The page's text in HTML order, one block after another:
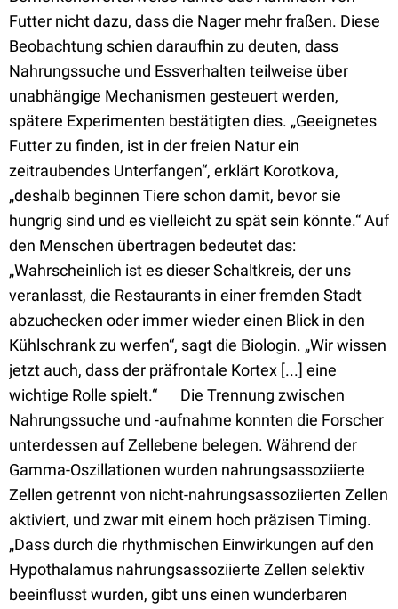
Futter nicht dazu, dass die Nager mehr fraßen. Diese
Beobachtung schien daraufhin zu deuten, dass
Nahrungssuche und Essverhalten teilweise über
unabhängige Mechanismen gesteuert werden,
spätere Experimenten bestätigten dies. „Geeignetes
Futter zu finden, ist in der freien Natur ein
zeitraubendes Unterfangen“, erklärt Korotkova,
„deshalb beginnen Tiere schon damit, bevor sie
hungrig sind und es vielleicht zu spät sein könnte.“ Auf
den Menschen übertragen bedeutet das:
„Wahrscheinlich ist es dieser Schaltkreis, der uns
veranlasst, die Restaurants in einer fremden Stadt
abzuchecken oder immer wieder einen Blick in den
Kühlschrank zu werfen“, sagt die Biologin. „Wir wissen
jetzt auch, dass der präfrontale Kortex [...] eine
wichtige Rolle spielt.“ Die Trennung zwischen
Nahrungssuche und -aufnahme konnten die Forscher
unterdessen auf Zellebene belegen. Während der
Gamma-Oszillationen wurden nahrungsassoziierte
Zellen getrennt von nicht-nahrungsassoziierten Zellen
aktiviert, und zwar mit einem hoch präzisen Timing.
„Dass durch die rhythmischen Einwirkungen auf den
Hypothalamus nahrungsassoziierte Zellen selektiv
beeinflusst wurden, gibt uns einen wunderbaren